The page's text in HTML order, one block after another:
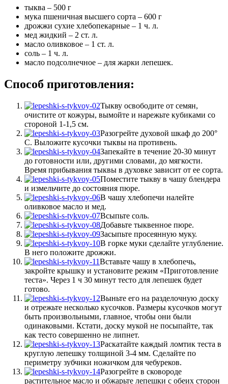
тыква – 500 г
мука пшеничная высшего сорта – 600 г
дрожжи сухие хлебопекарные – 1 ч. л.
мед жидкий – 2 ст. л.
масло оливковое – 1 ст. л.
соль – 1 ч. л.
масло подсолнечное – для жарки лепешек.
Способ приготовления:
Тыкву освободите от семян,
очистите от кожуры, вымойте и нарежьте кубиками со
стороной 1-1,5 см.
Разогрейте духовой шкаф до 200°
C. Выложите кусочки тыквы на противень.
Запекайте в течение 20-30 минут
до готовности или, другими словами, до мягкости.
Время прибывания тыквы в духовке зависит от ее сорта.
Поместите тыкву в чашу блендера
и измельчите до состояния пюре.
В чашу хлебопечи налейте
оливковое масло и мед.
Всыпьте соль.
Добавьте тыквенное пюре.
Засыпьте просеянную муку.
В горке муки сделайте углубление.
В него положите дрожжи.
Вставьте чашу в хлебопечь,
закройте крышку и установите режим «Приготовление
теста». Через 1 ч 30 минут тесто для лепешек будет
готово.
Выньте его на разделочную доску
и отрежьте несколько кусочков. Размеры кусочков могут
быть произвольными, главное, чтобы они были
одинаковыми. Кстати, доску мукой не посыпайте, так
как тесто совершенно не липнет.
Раскатайте каждый ломтик теста в
круглую лепешку толщиной 3-4 мм. Сделайте по
периметру зубчики ножичком для чебуреков.
Разогрейте в сковороде
растительное масло и обжарьте лепешки с обеих сторон